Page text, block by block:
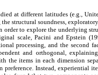
at different latitudes (e.g.,
structural soundness,
order to explore the underlying
scale, Pacini and Epstein
processing, and the second
and orthogonal,
the items in each dimension
Instead, experiential